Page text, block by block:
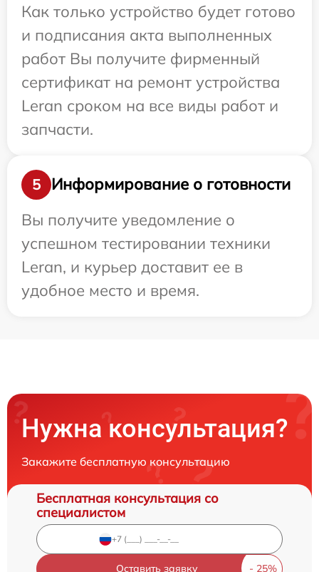
Как только устройство будет готово
и подписания акта выполненных
работ Вы получите фирменный
сертификат на ремонт устройства
Leran сроком на все виды работ и
запчасти.
5
Информирование о готовности
Вы получите уведомление о
успешном тестировании техники
Leran, и курьер доставит ее в
удобное место и время.
Нужна консультация?
Закажите бесплатную консультацию
Бесплатная консультация со
специалистом
Оставить заявку